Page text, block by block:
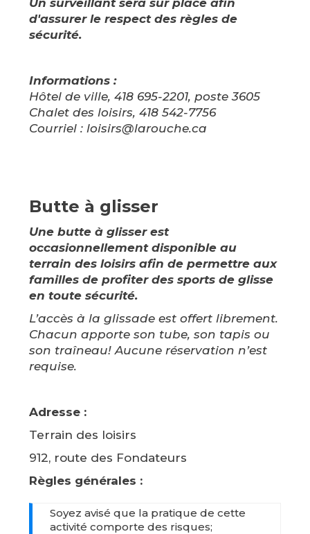
d'assurer le respect des règles de
sécurité.
Informations :
Hôtel de ville, 418 695-2201, poste 3605
Chalet des loisirs, 418 542-7756
Courriel : loisirs@larouche.ca
Butte à glisser
Une butte à glisser est
occasionnellement disponible au
terrain des loisirs afin de permettre aux
familles de profiter des sports de glisse
en toute sécurité.
L’accès à la glissade est offert librement.
Chacun apporte son tube, son tapis ou
son traîneau! Aucune réservation n’est
requise.
Adresse :
Terrain des loisirs
912, route des Fondateurs
Règles générales :
Soyez avisé que la pratique de cette
activité comporte des risques;